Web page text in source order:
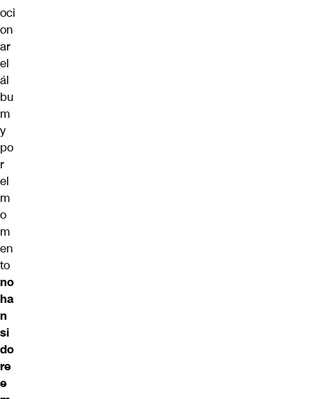
oci
on
ar
el
ál
bu
m
y
po
r
el
m
o
m
en
to
no
ha
n
si
do
re
e